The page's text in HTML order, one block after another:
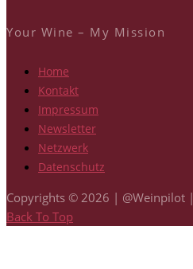
Your Wine – My Mission
Home
Kontakt
Impressum
Newsletter
Netzwerk
Datenschutz
Copyrights © 2026 | @Weinpilot
Back To Top